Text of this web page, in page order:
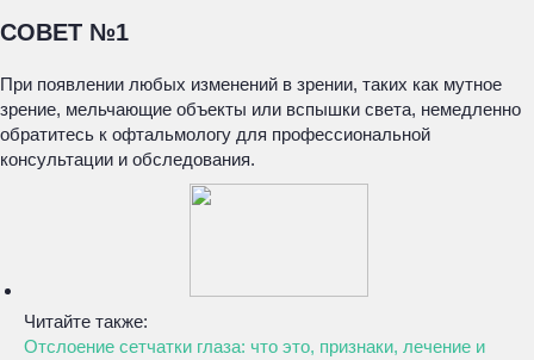
СОВЕТ №1
При появлении любых изменений в зрении, таких как мутное
зрение, мельчающие объекты или вспышки света, немедленно
обратитесь к офтальмологу для профессиональной
консультации и обследования.
Читайте также:
Отслоение сетчатки глаза: что это, признаки, лечение и